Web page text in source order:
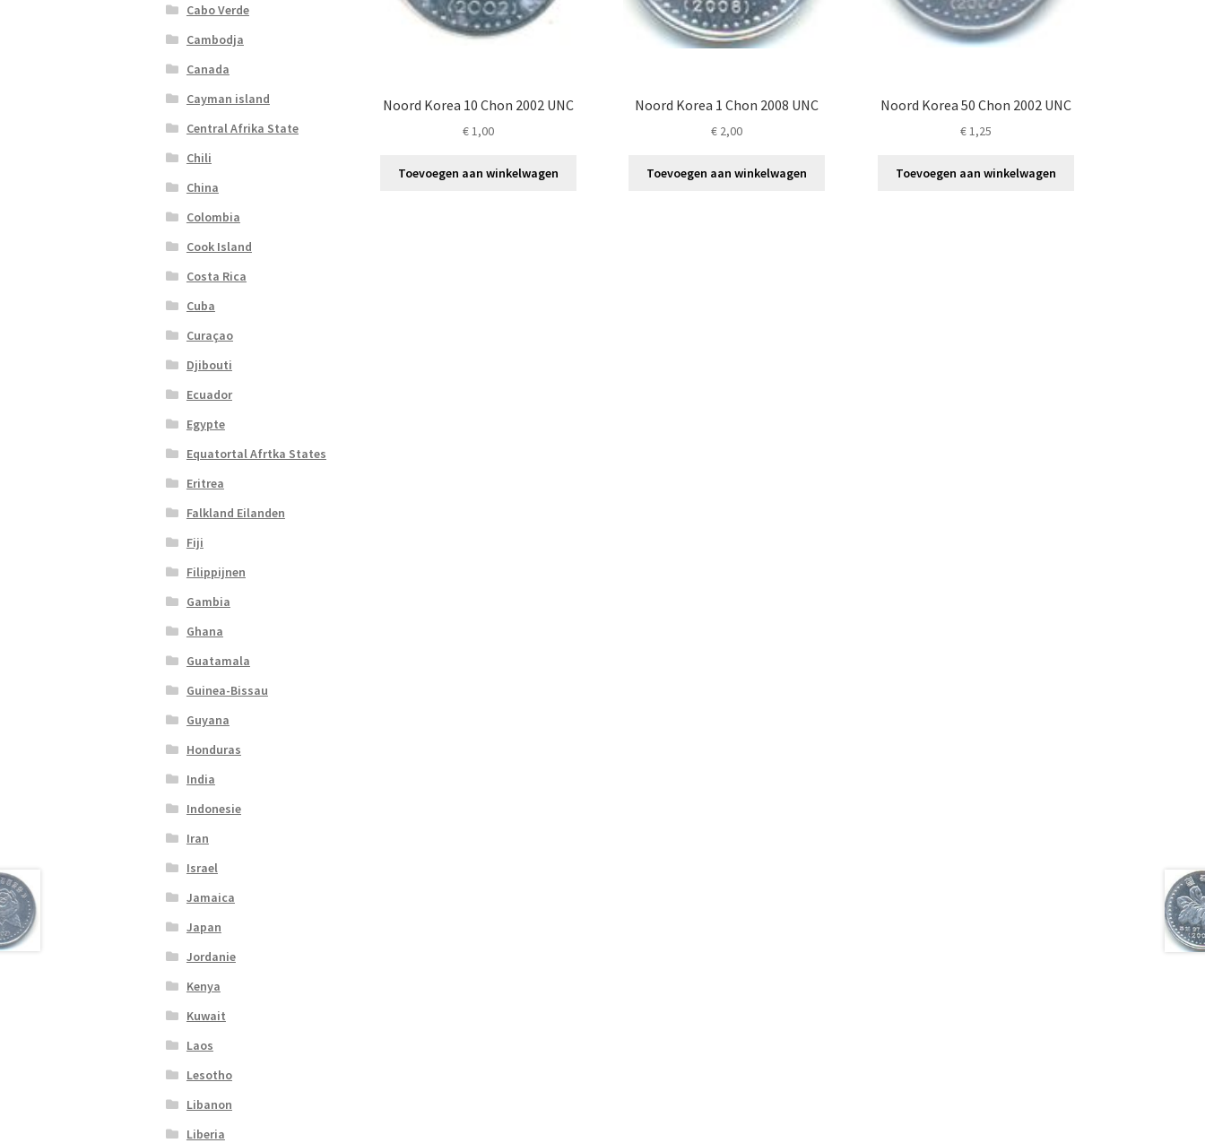
Noord Korea 10 Chon 2002 UNC
€1,00
Toevoegen aan winkelwagen
Noord Korea 1 Chon 2008 UNC
€ 2,00
Toevoegen aan winkelwagen
Noord Korea 50 Chon 2002 UNC
€1,25
Toevoegen aan winkelwagen
Cabo Verde
Cambodja
Canada
Cayman island
Central Afrika State
Chili
China
Colombia
Cook Island
Costa Rica
Cuba
Curaçao
Djibouti
Ecuador
Egypte
Equatortal Afrtka States
Eritrea
Falkland Eilanden
Fiji
Filippijnen
Gambia
Ghana
Guatamala
Guinea-Bissau
Guyana
Honduras
India
Indonesie
Iran
Israel
Jamaica
Japan
Jordanie
Kenya
Kuwait
Laos
Lesotho
Libanon
Liberia